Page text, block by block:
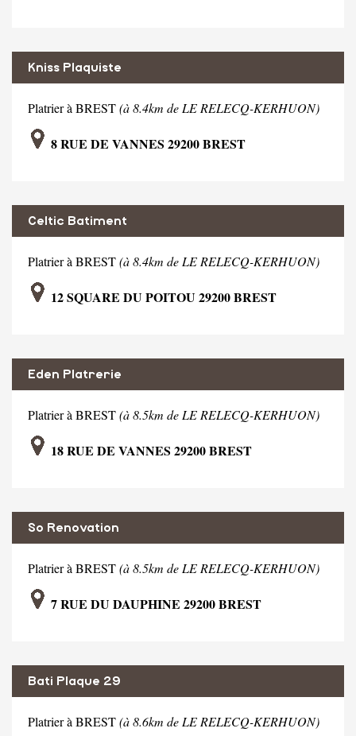
Kniss Plaquiste
Platrier à BREST(à 8.4km de LE RELECQ-KERHUON)
8 RUE DE VANNES 29200 BREST
Celtic Batiment
Platrier à BREST(à 8.4km de LE RELECQ-KERHUON)
12 SQUARE DU POITOU 29200 BREST
Eden Platrerie
Platrier à BREST(à 8.5km de LE RELECQ-KERHUON)
18 RUE DE VANNES 29200 BREST
So Renovation
Platrier à BREST(à 8.5km de LE RELECQ-KERHUON)
7 RUE DU DAUPHINE 29200 BREST
Bati Plaque 29
Platrier à BREST(à 8.6km de LE RELECQ-KERHUON)